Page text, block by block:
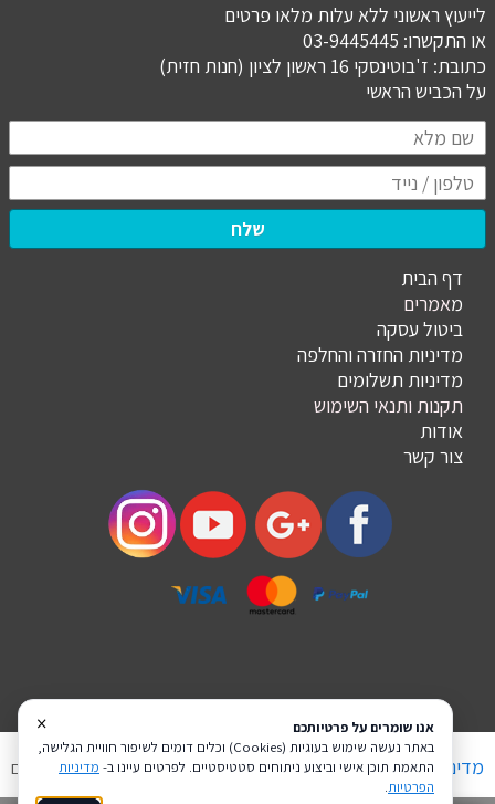
לייעוץ ראשוני ללא עלות מלאו פרטים
או התקשרו: 03-9445445
כתובת: ז'בוטינסקי 16 ראשון לציון (חנות חזית)
​​​​​​​על הכביש הראשי
שלח
דף הבית
מאמרים
ביטול עסקה
מדיניות החזרה והחלפה
מדיניות תשלומים
תקנות ותנאי השימוש
אודות
צור קשר
מדיניות פרטיות הצהרת נגישות Coi בניית אתרים
×
אנו שומרים על פרטיותכם
באתר נעשה שימוש בעוגיות (Cookies) וכלים דומים לשיפור חוויית הגלישה,
התאמת תוכן אישי וביצוע ניתוחים סטטיסטיים. לפרטים עיינו ב- מדיניות
הפרטיות.